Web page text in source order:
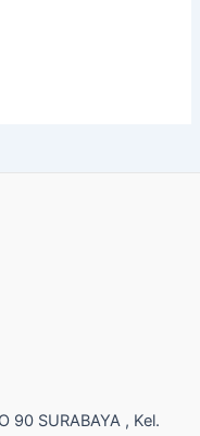
90 SURABAYA , Kel.